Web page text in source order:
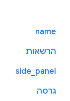
name
הרשאות
side_panel
גרסה